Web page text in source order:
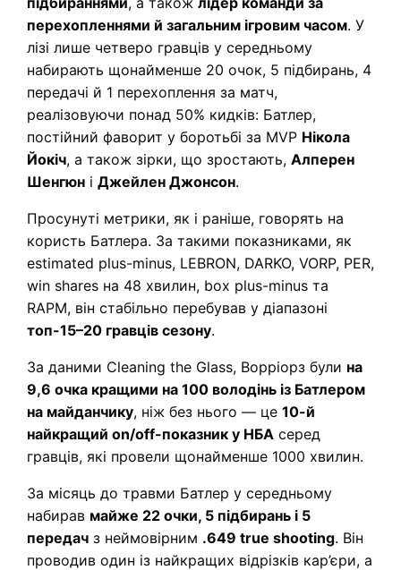
перехопленнями й загальним ігровим часом. У
лізі лише четверо гравців у середньому
набирають щонайменше 20 очок, 5 підбирань, 4
передачі й 1 перехоплення за матч,
реалізовуючи понад 50% кидків: Батлер,
постійний фаворит у боротьбі за MVP Нікола
Йокіч, а також зірки, що зростають, Алперен
Шенгюн і Джейлен Джонсон.
Просунуті метрики, як і раніше, говорять на
користь Батлера. За такими показниками, як
estimated plus-minus, LEBRON, DARKO, VORP, PER,
win shares на 48 хвилин, box plus-minus та
RAPM, він стабільно перебував у діапазоні
топ-15–20 гравців сезону.
За даними Cleaning the Glass, Ворріорз були на
9,6 очка кращими на 100 володінь із Батлером
на майданчику, ніж без нього — це 10-й
найкращий on/off-показник у НБА серед
гравців, які провели щонайменше 1000 хвилин.
За місяць до травми Батлер у середньому
набирав майже 22 очки, 5 підбирань і 5
передач з неймовірним .649 true shooting. Він
проводив один із найкращих відрізків кар’єри, а